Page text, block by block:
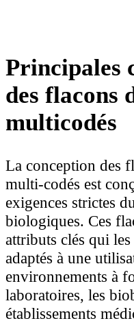
Principales
des flacons
multicodés
La conception des
multi-codés est
exigences strictes
biologiques. Ces
attributs clés qui
adaptés à une
environnements à
laboratoires, les
établissements